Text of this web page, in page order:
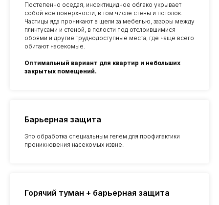
Постепенно оседая, инсектицидное облако укрывает
собой все поверхности, в том числе стены и потолок.
Частицы яда проникают в щели за мебелью, зазоры между
плинтусами и стеной, в полости под отслоившимися
обоями и другие труднодоступные места, где чаще всего
обитают насекомые.
Оптимальный вариант для квартир и небольших
закрытых помещений.
Барьерная защита
Это обработка специальным гелем для профилактики
проникновения насекомых извне.
Горячий туман + барьерная защита